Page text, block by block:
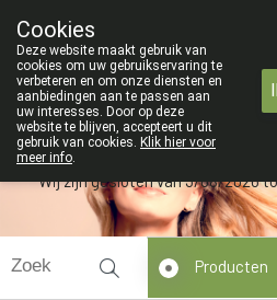
09 228 32 36
Wij zijn gesloten van 3/08/2026
Producten
Cookies
Deze website maakt gebruik van
cookies om uw gebruikservaring te
verbeteren en om onze diensten en
aanbiedingen aan te passen aan
uw interesses. Door op deze
website te blijven, accepteert u dit
gebruik van cookies. Klik hier voor
meer info.